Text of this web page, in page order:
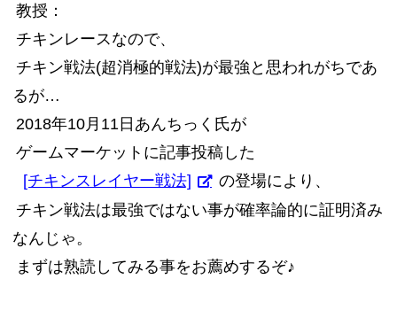
教授：
チキンレースなので、
チキン戦法(超消極的戦法)が最強と思われがちであ
るが…
2018年10月11日あんちっく氏が
ゲームマーケットに記事投稿した
[チキンスレイヤー戦法]
の登場により、
チキン戦法は最強ではない事が確率論的に証明済み
なんじゃ。
まずは熟読してみる事をお薦めするぞ♪